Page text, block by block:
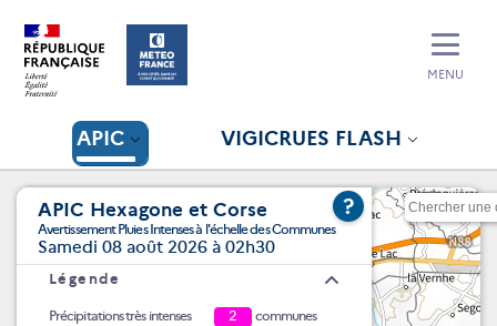
APIC VIGICRUES FLASH
MENU
APIC Hexagone et Corse
Avertissement Pluies Intenses à l'échelle des Communes
Samedi 08 août 2026 à 02h30
?
Légende
Précipitations très intenses 2
communes